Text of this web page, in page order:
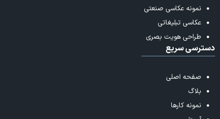
نمونه عکاسی صنعتی
عکاسی تبلیغاتی
طراحی هویت بصری
دسترسی سریع
صفحه اصلی
بلاگ
نمونه کارها